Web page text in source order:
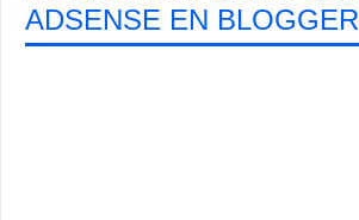
ADSENSE EN BLOGGER